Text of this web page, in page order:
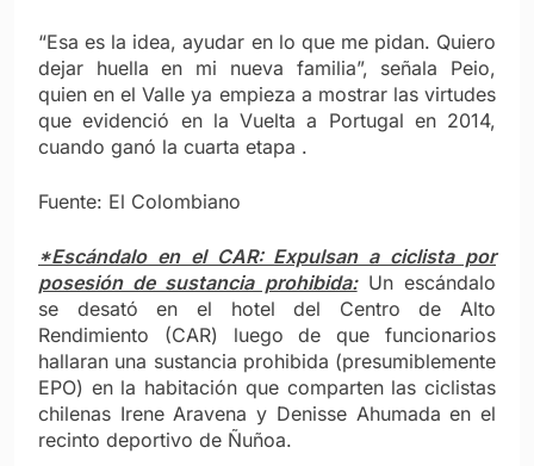
“Esa es la idea, ayudar en lo que me pidan. Quiero
dejar huella en mi nueva familia”, señala Peio,
quien en el Valle ya empieza a mostrar las virtudes
que evidenció en la Vuelta a Portugal en 2014,
cuando ganó la cuarta etapa .
Fuente: El Colombiano
*Escándalo en el CAR: Expulsan a ciclista por
posesión de sustancia prohibida:Un escándalo
se desató en el hotel del Centro de Alto
Rendimiento (CAR) luego de que funcionarios
hallaran una sustancia prohibida (presumiblemente
EPO) en la habitación que comparten las ciclistas
chilenas Irene Aravena y Denisse Ahumada en el
recinto deportivo de Ñuñoa.